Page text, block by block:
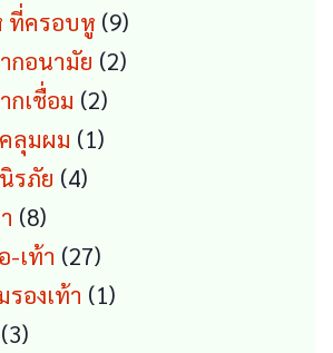
ที่ครอบหู 99
products
กอนามัย 22
กเชื่อม 22
products
ลุมผม 11
รภัย 44
88
products
-เท้า 2727
products
องเท้า 11
33